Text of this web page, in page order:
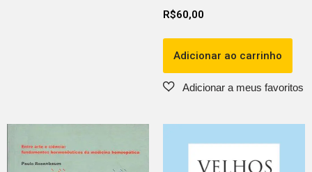
R$60,00
Adicionar ao carrinho